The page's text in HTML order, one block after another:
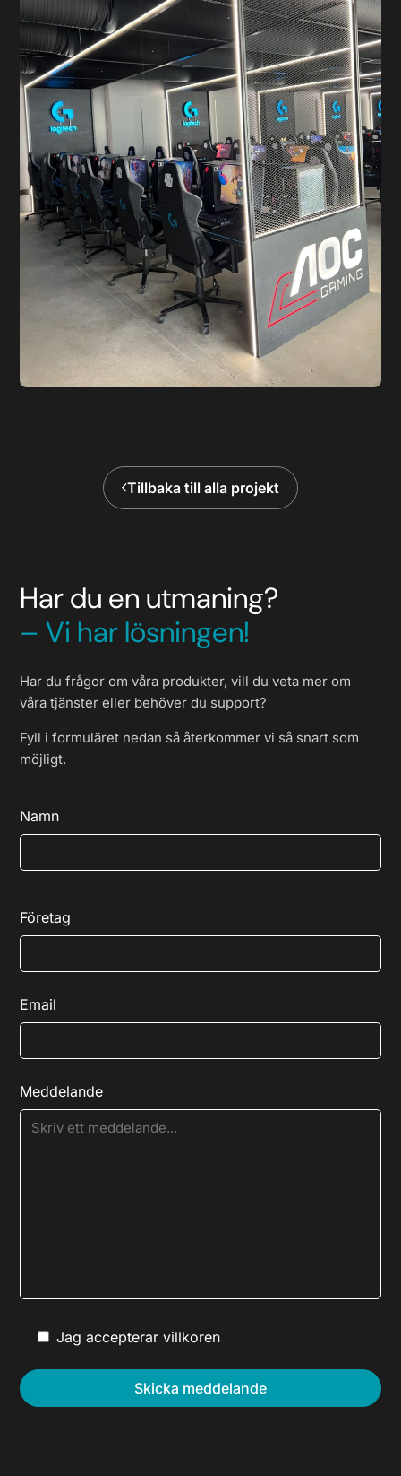
Tillbaka till alla projekt
Har du en utmaning?
– Vi har lösningen!
Har du frågor om våra produkter, vill du veta mer om
våra tjänster eller behöver du support?
Fyll i formuläret nedan så återkommer vi så snart som
möjligt.
Namn
Företag
Email
Meddelande
Jag accepterar villkoren